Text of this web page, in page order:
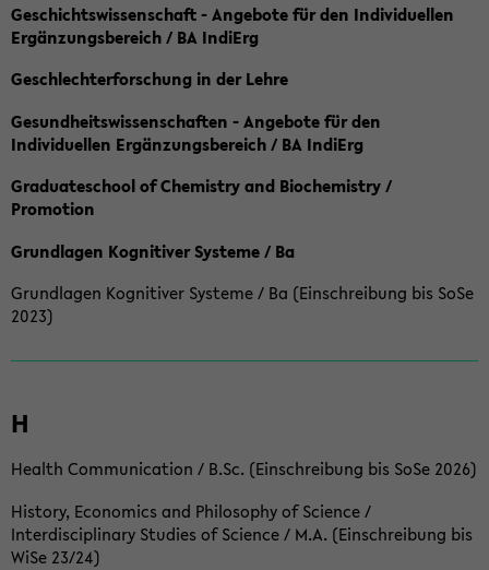
Geschichtswissenschaft - Angebote für den Individuellen
Ergänzungsbereich / BA IndiErg
Geschlechterforschung in der Lehre
Gesundheitswissenschaften - Angebote für den
Individuellen Ergänzungsbereich / BA IndiErg
Graduateschool of Chemistry and Biochemistry /
Promotion
Grundlagen Kognitiver Systeme / Ba
Grundlagen Kognitiver Systeme / Ba (Einschreibung bis SoSe
2023)
H
Health Communication / B.Sc. (Einschreibung bis SoSe 2026)
History, Economics and Philosophy of Science /
Interdisciplinary Studies of Science / M.A. (Einschreibung bis
WiSe 23/24)